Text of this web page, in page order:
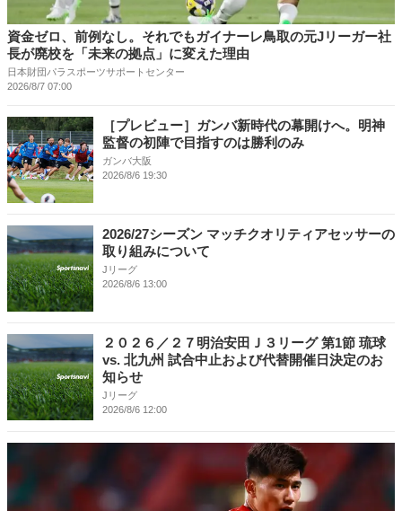
資金ゼロ、前例なし。それでもガイナーレ鳥取の元Jリーガー社
長が廃校を「未来の拠点」に変えた理由
日本財団パラスポーツサポートセンター
2026/8/7 07:00
［プレビュー］ガンバ新時代の幕開けへ。明神
監督の初陣で目指すのは勝利のみ
ガンバ大阪
2026/8/6 19:30
2026/27シーズン マッチクオリティアセッサーの
取り組みについて
Jリーグ
2026/8/6 13:00
２０２６／２７明治安田Ｊ３リーグ 第1節 琉球
vs. 北九州 試合中止および代替開催日決定のお
知らせ
Jリーグ
2026/8/6 12:00